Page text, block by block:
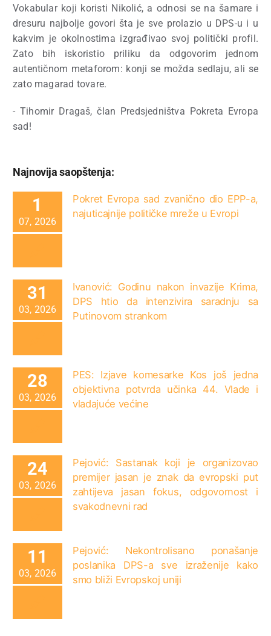
Vokabular koji koristi Nikolić, a odnosi se na šamare i
dresuru najbolje govori šta je sve prolazio u DPS-u i u
kakvim je okolnostima izgrađivao svoj politički profil.
Zato bih iskoristio priliku da odgovorim jednom
autentičnom metaforom: konji se možda sedlaju, ali se
zato magarad tovare.
- Tihomir Dragaš, član Predsjedništva Pokreta Evropa
sad!
Najnovija saopštenja:
1
07, 2026
Pokret Evropa sad zvanično dio EPP-a,
najuticajnije političke mreže u Evropi
31
03, 2026
Ivanović: Godinu nakon invazije Krima,
DPS htio da intenzivira saradnju sa
Putinovom strankom
28
03, 2026
PES: Izjave komesarke Kos još jedna
objektivna potvrda učinka 44. Vlade i
vladajuće većine
24
03, 2026
Pejović: Sastanak koji je organizovao
premijer jasan je znak da evropski put
zahtijeva jasan fokus, odgovornost i
svakodnevni rad
11
03, 2026
Pejović: Nekontrolisano ponašanje
poslanika DPS-a sve izraženije kako
smo bliži Evropskoj uniji